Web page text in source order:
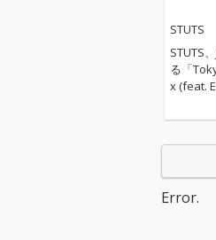
STUTS
STUTS
る「
x (feat.
ロデュ
6年2月
Error.